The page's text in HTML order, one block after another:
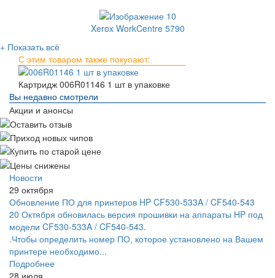
Xerox WorkCentre 5790
+ Показать всё
С этим товаром также покупают:
Картридж 006R01146 1 шт в упаковке
Вы недавно смотрели
Акции и анонсы
Новости
29 октября
Обновление ПО для принтеров HP CF530-533A / CF540-543
20 Октября обновилась версия прошивки на аппараты HP под
модели CF530-533A / CF540-543.
.Чтобы определить номер ПО, которое установлено на Вашем
принтере необходимо...
Подробнее
28 июля